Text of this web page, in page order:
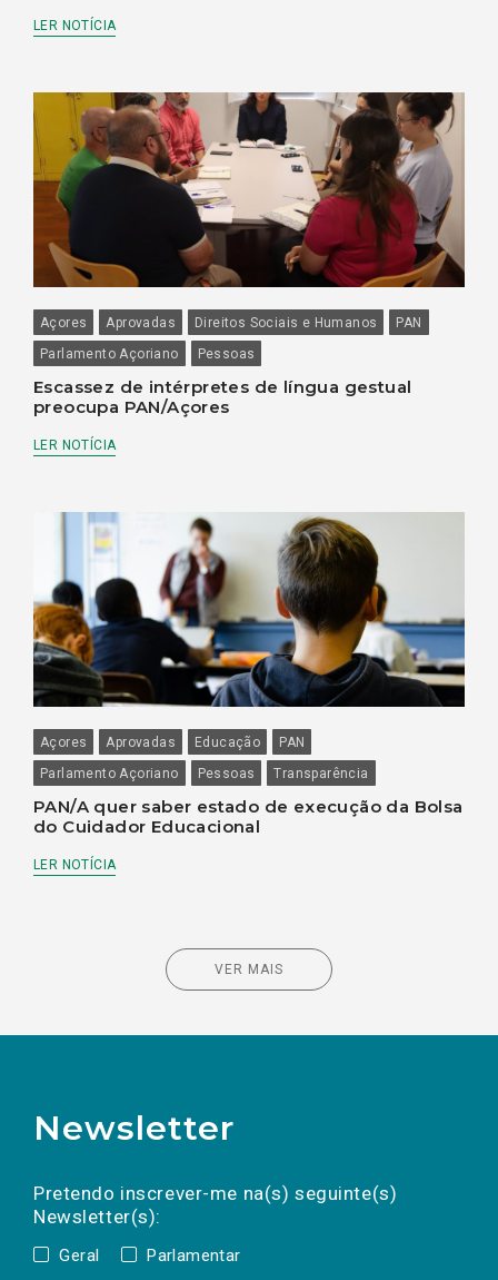
LER NOTÍCIA
Açores Aprovadas Direitos Sociais e Humanos
PAN
Parlamento Açoriano
Pessoas
Escassez de intérpretes de língua gestual
preocupa PAN/Açores
LER NOTÍCIA
Açores Aprovadas Educação
PAN
Parlamento Açoriano
Pessoas Transparência
PAN/A quer saber estado de execução da Bolsa
do Cuidador Educacional
LER NOTÍCIA
VER MAIS
Newsletter
Pretendo inscrever-me na(s) seguinte(s)
Newsletter(s):
Geral Parlamentar
a(s) newsletter(s).
mail